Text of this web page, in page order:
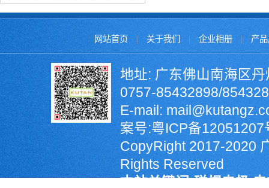
网站首页 | 关于我们 | 企业相册 | 产
地址: 广东佛山南海区
0757-85432898/
E-mail:
案号:粤ICP备12051207
CopyRight 2017-2020
Rights Reserved
本站关键词:碰焊电极,